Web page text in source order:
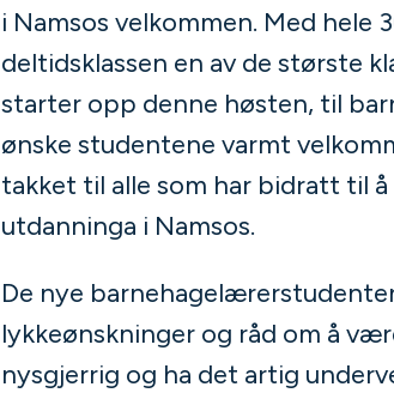
i Namsos velkommen. Med hele
deltidsklassen en av de største
starter opp denne høsten, til
ønske studentene varmt
takket til alle som har bidratt til
utdanninga i Namsos.
De nye
lykkeønskninger og råd om å
nysgjerrig og ha det artig